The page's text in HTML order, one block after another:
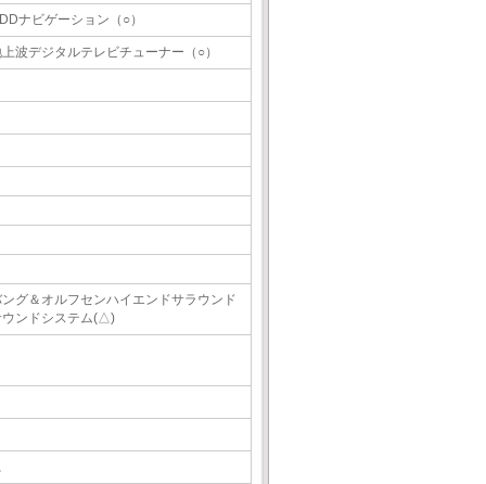
ナビゲーション（○）
波デジタルテレビチューナー（○）
グ＆オルフセンハイエンドサラウンド
ウンドシステム(△)